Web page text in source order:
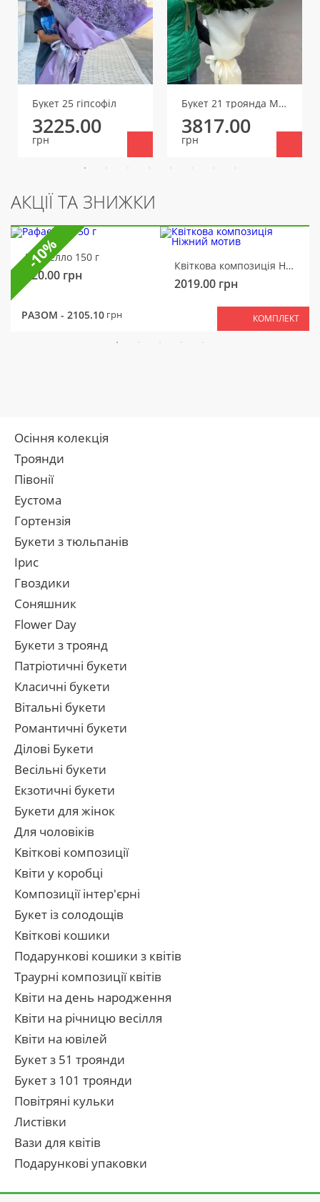
Букет 25 гіпсофіл
3225.00
грн
Букет 21 троянда Мондіаль
3817.00
грн
АКЦІЇ ТА ЗНИЖКИ
Рафаелло 150 г
320.00 грн
Квіткова композиція Ніжний мотив
2019.00 грн
РАЗОМ - 2105.10 грн КОМПЛЕКТ
-10%
Осіння колекція
Троянди
Півонії
Еустома
Гортензія
Букети з тюльпанів
Ірис
Гвоздики
Соняшник
Flower Day
Букети з троянд
Патріотичні букети
Класичні букети
Вітальні букети
Романтичні букети
Ділові Букети
Весільні букети
Екзотичні букети
Букети для жінок
Для чоловіків
Квіткові композиції
Квіти у коробці
Композиції інтер'єрні
Букет із солодощів
Квіткові кошики
Подарункові кошики з квітів
Траурні композиції квітів
Квіти на день народження
Квіти на річницю весілля
Квіти на ювілей
Букет з 51 троянди
Букет з 101 троянди
Повітряні кульки
Листівки
Вази для квітів
Подарункові упаковки